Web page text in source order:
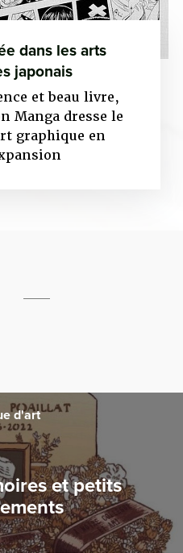
dans les arts
japonais
et beau livre,
Manga dresse le
graphique en
d'art
et petits